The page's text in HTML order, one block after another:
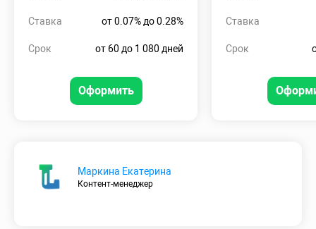
Ставка от 0.07% до 0.28%
Срок от 60 до 1 080 дней
Оформить
Ставка
Срок
Маркина Екатерина
Контент-менеджер